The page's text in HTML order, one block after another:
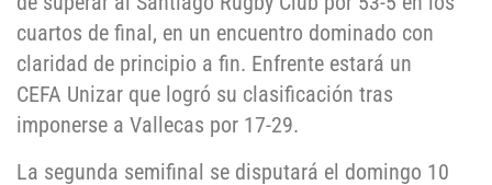
cuartos de final, en un encuentro dominado con
claridad de principio a fin. Enfrente estará un
CEFA Unizar que logró su clasificación tras
imponerse a Vallecas por 17-29.
La segunda semifinal se disputará el domingo 10